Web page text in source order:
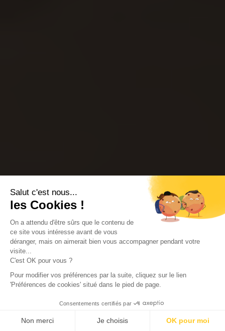
Salut c'est nous...
les Cookies !
On a attendu d'être sûrs que le contenu de
ce site vous intéresse avant de vous
déranger, mais on aimerait bien vous accompagner pendant votre
visite...
C'est OK pour vous ?
Pour modifier vos préférences par la suite, cliquez sur le lien
'Préférences de cookies' situé dans le pied de page.
Consentements certifiés par
Non merci Je choisis OK pour moi